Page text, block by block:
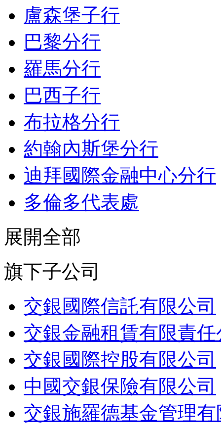
盧森堡子行
巴黎分行
羅馬分行
巴西子行
布拉格分行
約翰內斯堡分行
迪拜國際金融中心分行
多倫多代表處
展開全部
旗下子公司
交銀國際信託有限公司
交銀金融租賃有限責任
交銀國際控股有限公司
中國交銀保險有限公司
交銀施羅德基金管理